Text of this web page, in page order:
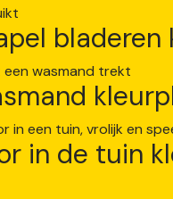
in de tuin